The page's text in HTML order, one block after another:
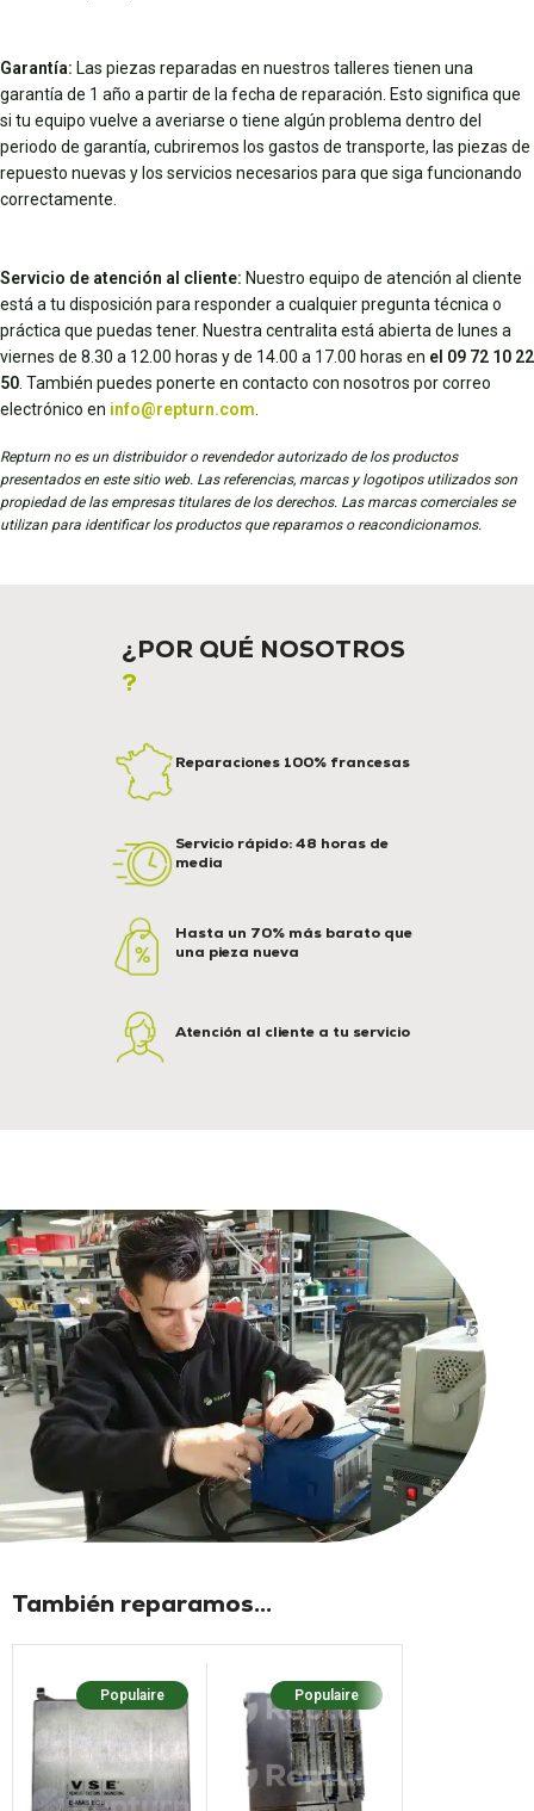
Garantía: Las piezas reparadas en nuestros talleres tienen una
garantía de 1 año a partir de la fecha de reparación. Esto significa que
si tu equipo vuelve a averiarse o tiene algún problema dentro del
periodo de garantía, cubriremos los gastos de transporte, las piezas de
repuesto nuevas y los servicios necesarios para que siga funcionando
correctamente.
Servicio de atención al cliente: Nuestro equipo de atención al cliente
está a tu disposición para responder a cualquier pregunta técnica o
práctica que puedas tener. Nuestra centralita está abierta de lunes a
viernes de 8.30 a 12.00 horas y de 14.00 a 17.00 horas en el 09 72 10 22
50 . También puedes ponerte en contacto con nosotros por correo
electrónico en info@repturn.com
Repturn no es un distribuidor o revendedor autorizado de los productos
presentados en este sitio web. Las referencias, marcas y logotipos utilizados son
propiedad de las empresas titulares de los derechos. Las marcas comerciales se
utilizan para identificar los productos que reparamos o reacondicionamos.
¿POR QUÉ NOSOTROS
?
Reparaciones 100% francesas
Servicio rápido: 48 horas de
media
Hasta un 70% más barato que
una pieza nueva
Atención al cliente a tu servicio
También reparamos...
Populaire Populaire